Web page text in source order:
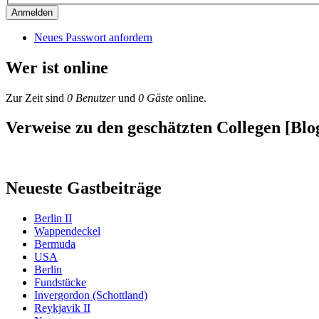
Neues Passwort anfordern
Wer ist online
Zur Zeit sind 0 Benutzerund 0 Gäste online.
Verweise zu den geschätzten Collegen
Neueste Gastbeiträge
Berlin II
Wappendeckel
Bermuda
USA
Berlin
Fundstücke
Invergordon (Schottland)
Reykjavik II